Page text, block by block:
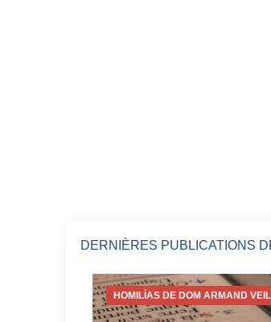
DERNIÈRES PUBLICATIONS
HOMILÍAS DE DOM ARMAND